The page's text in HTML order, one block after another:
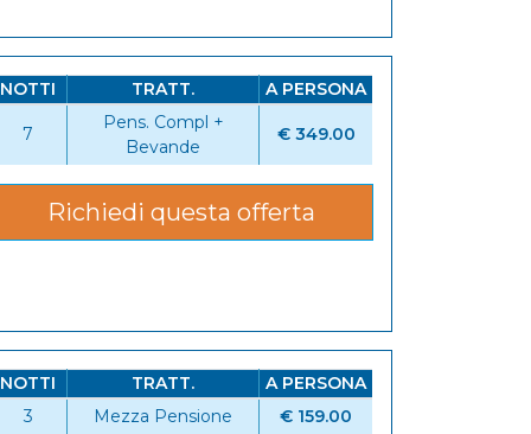
NOTTI TRATT. A PERSONA
7
Pens. Compl +
Bevande
€ 349.00
Richiedi questa offerta
NOTTI TRATT.
A PERSONA
3
Mezza Pensione € 159.00